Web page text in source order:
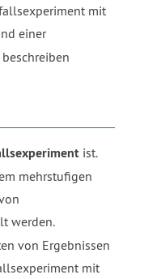
mit
einer
ist.
mehrstufigen
werden.
von Ergebnissen
mit